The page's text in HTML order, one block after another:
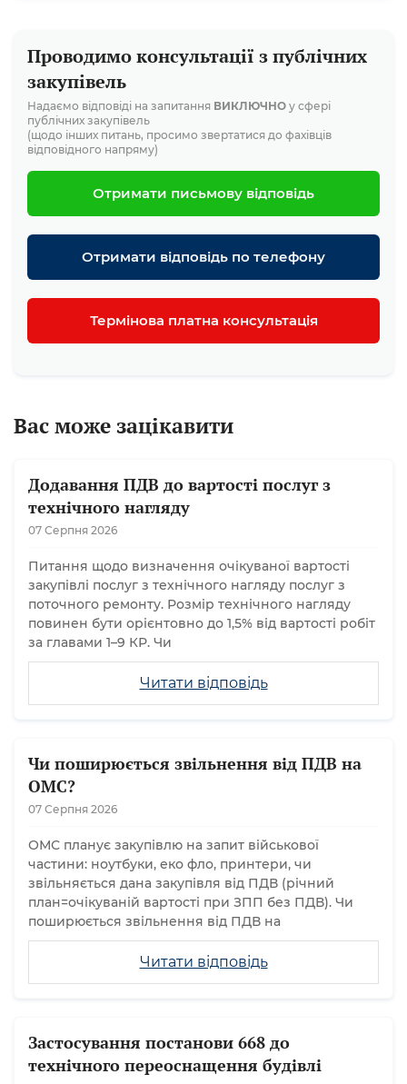
Проводимо консультації з публічних
закупівель
Надаємо відповіді на запитання ВИКЛЮЧНО у сфері
публічних закупівель
(щодо інших питань, просимо звертатися до фахівців
відповідного напряму)
Отримати письмову відповідь
Отримати відповідь по телефону
Термінова платна консультація
Вас може зацікавити
Додавання ПДВ до вартості послуг з
технічного нагляду
07 Серпня 2026
Читати відповідь
Питання щодо визначення очікуваної вартості
закупівлі послуг з технічного нагляду послуг з
поточного ремонту. Розмір технічного нагляду
повинен бути орієнтовно до 1,5% від вартості робіт
за главами 1–9 КР. Чи
Чи поширюється звільнення від ПДВ на
ОМС?
07 Серпня 2026
Читати відповідь
ОМС планує закупівлю на запит військової
частини: ноутбуки, еко фло, принтери, чи
звільняється дана закупівля від ПДВ (річний
план=очікуваній вартості при ЗПП без ПДВ). Чи
поширюється звільнення від ПДВ на
Застосування постанови 668 до
технічного переоснащення будівлі